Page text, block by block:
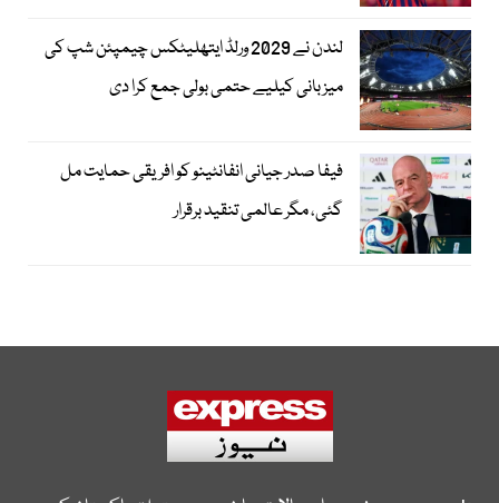
لندن نے 2029 ورلڈ ایتھلیٹکس چیمپئن شپ کی
میزبانی کیلیے حتمی بولی جمع کرا دی
فیفا صدر جیانی انفانٹینو کو افریقی حمایت مل
گئی، مگر عالمی تنقید برقرار